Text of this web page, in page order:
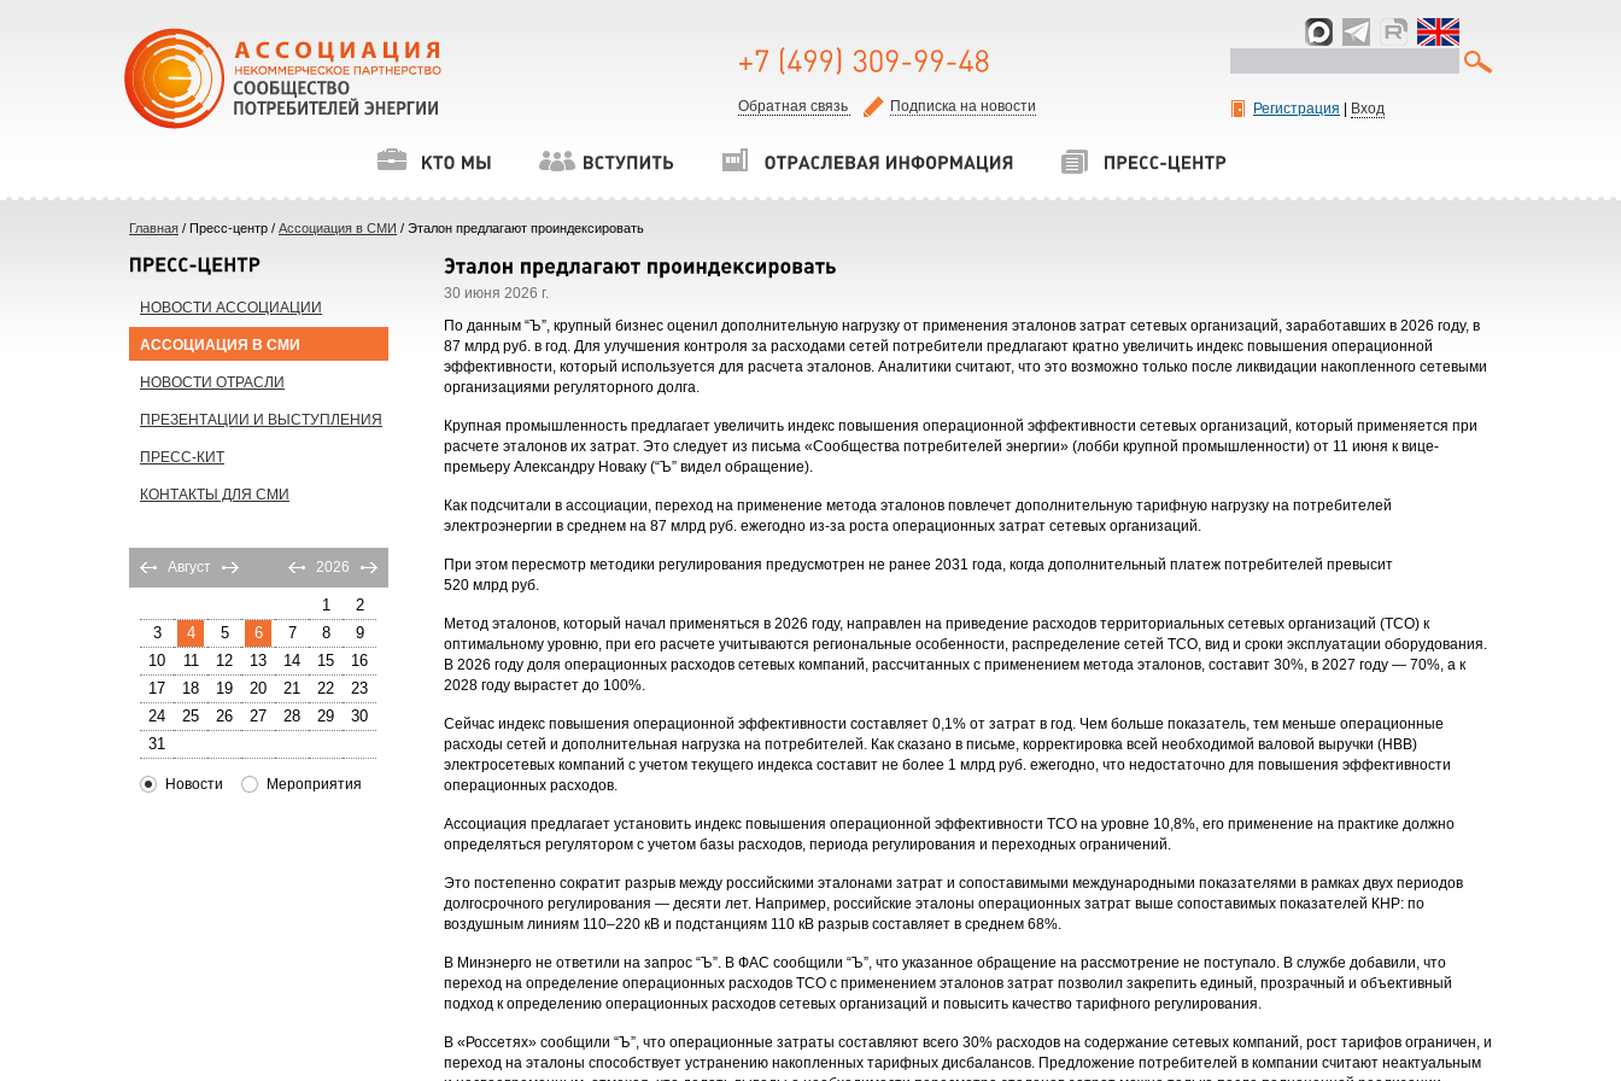
Обратная связь Подписка на новости Регистрация Вход
Главная / Пресс-центр / Ассоциация в СМИ / Эталон предлагают проиндексировать
30 июня 2026 г.
По данным “Ъ”, крупный бизнес оценил дополнительную нагрузку от применения эталонов затрат сетевых организаций, заработавших в 2026 году, в
87 млрд руб. в год. Для улучшения контроля за расходами сетей потребители предлагают кратно увеличить индекс повышения операционной
эффективности, который используется для расчета эталонов. Аналитики считают, что это возможно только после ликвидации накопленного сетевыми
организациями регуляторного долга.
Крупная промышленность предлагает увеличить индекс повышения операционной эффективности сетевых организаций, который применяется при
расчете эталонов их затрат. Это следует из письма «Сообщества потребителей энергии» (лобби крупной промышленности) от 11 июня к вице-
премьеру Александру Новаку (“Ъ” видел обращение).
Как подсчитали в ассоциации, переход на применение метода эталонов повлечет дополнительную тарифную нагрузку на потребителей
электроэнергии в среднем на 87 млрд руб. ежегодно из-за роста операционных затрат сетевых организаций.
При этом пересмотр методики регулирования предусмотрен не ранее 2031 года, когда дополнительный платеж потребителей превысит
520 млрд руб.
Метод эталонов, который начал применяться в 2026 году, направлен на приведение расходов территориальных сетевых организаций (ТСО) к
оптимальному уровню, при его расчете учитываются региональные особенности, распределение сетей ТСО, вид и сроки эксплуатации оборудования.
В 2026 году доля операционных расходов сетевых компаний, рассчитанных с применением метода эталонов, составит 30%, в 2027 году — 70%, а к
2028 году вырастет до 100%.
Сейчас индекс повышения операционной эффективности составляет 0,1% от затрат в год. Чем больше показатель, тем меньше операционные
расходы сетей и дополнительная нагрузка на потребителей. Как сказано в письме, корректировка всей необходимой валовой выручки (НВВ)
электросетевых компаний с учетом текущего индекса составит не более 1 млрд руб. ежегодно, что недостаточно для повышения эффективности
операционных расходов.
Ассоциация предлагает установить индекс повышения операционной эффективности ТСО на уровне 10,8%, его применение на практике должно
определяться регулятором с учетом базы расходов, периода регулирования и переходных ограничений.
Это постепенно сократит разрыв между российскими эталонами затрат и сопоставимыми международными показателями в рамках двух периодов
долгосрочного регулирования — десяти лет. Например, российские эталоны операционных затрат выше сопоставимых показателей КНР: по
воздушным линиям 110–220 кВ и подстанциям 110 кВ разрыв составляет в среднем 68%.
В Минэнерго не ответили на запрос “Ъ”. В ФАС сообщили “Ъ”, что указанное обращение на рассмотрение не поступало. В службе добавили, что
переход на определение операционных расходов ТСО с применением эталонов затрат позволил закрепить единый, прозрачный и объективный
подход к определению операционных расходов сетевых организаций и повысить качество тарифного регулирования.
В «Россетях» сообщили “Ъ”, что операционные затраты составляют всего 30% расходов на содержание сетевых компаний, рост тарифов ограничен, и
переход на эталоны способствует устранению накопленных тарифных дисбалансов. Предложение потребителей в компании считают неактуальным
НОВОСТИ АССОЦИАЦИИ
АССОЦИАЦИЯ В СМИ
НОВОСТИ ОТРАСЛИ
ПРЕЗЕНТАЦИИ И ВЫСТУПЛЕНИЯ
ПРЕСС-КИТ
КОНТАКТЫ ДЛЯ СМИ
Август 2026
1
2
3
4 5 6 7 8
9
10
11 12 13 14 15
16
17
18 19 20 21 22
23
24
25 26 27 28 29
30
31
Новости Мероприятия